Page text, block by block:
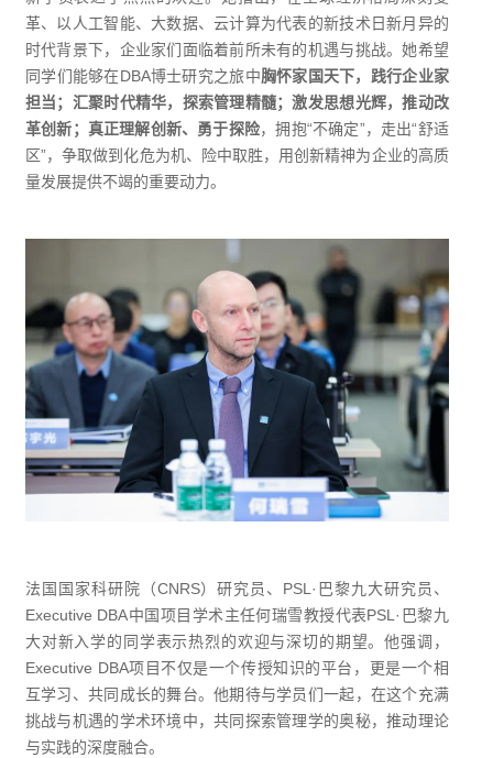
革、以人工智能、大数据、云计算为代表的新技术日新月异的
时代背景下，企业家们面临着前所未有的机遇与挑战。她希望
同学们能够在DBA博士研究之旅中胸怀家国天下，践行企业家
担当；汇聚时代精华，探索管理精髓；激发思想光辉，推动改
革创新；真正理解创新、勇于探险，拥抱“不确定”，走出“舒适
区”，争取做到化危为机、险中取胜，用创新精神为企业的高质
量发展提供不竭的重要动力。
法国国家科研院（CNRS）研究员、PSL·巴黎九大研究员、
Executive DBA中国项目学术主任何瑞雪教授代表PSL·巴黎九
大对新入学的同学表示热烈的欢迎与深切的期望。他强调，
Executive DBA项目不仅是一个传授知识的平台，更是一个相
互学习、共同成长的舞台。他期待与学员们一起，在这个充满
挑战与机遇的学术环境中，共同探索管理学的奥秘，推动理论
与实践的深度融合。